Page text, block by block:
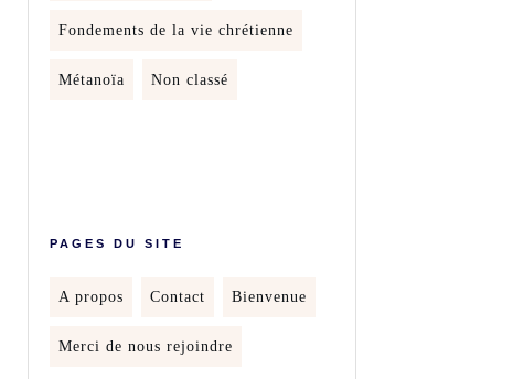
Fondements de la vie chrétienne
Métanoïa Non classé
PAGES DU SITE
A propos Contact Bienvenue
Merci de nous rejoindre